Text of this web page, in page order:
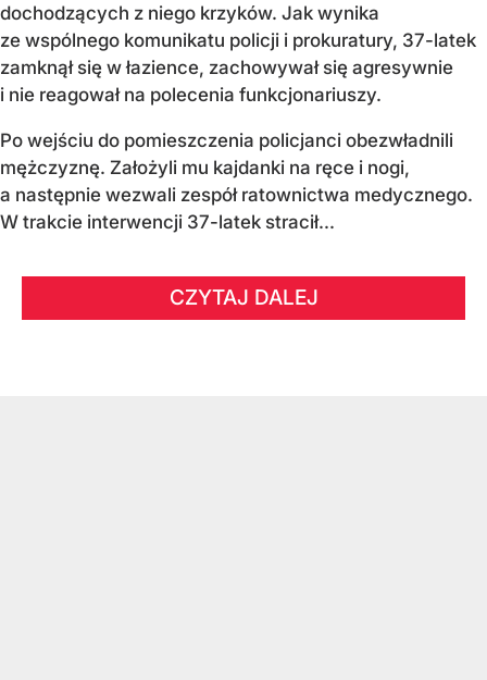
dochodzących z niego krzyków. Jak wynika
ze wspólnego komunikatu policji i prokuratury, 37-latek
zamknął się w łazience, zachowywał się agresywnie
i nie reagował na polecenia funkcjonariuszy.
Po wejściu do pomieszczenia policjanci obezwładnili
mężczyznę. Założyli mu kajdanki na ręce i nogi,
a następnie wezwali zespół ratownictwa medycznego.
W trakcie interwencji 37-latek stracił...
CZYTAJ DALEJ